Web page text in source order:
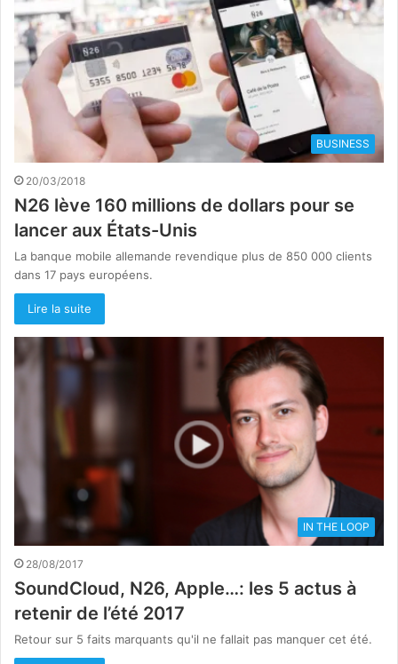
BUSINESS
20/03/2018
N26 lève 160 millions de dollars pour se
lancer aux États-Unis
La banque mobile allemande revendique plus de 850 000 clients
dans 17 pays européens.
Lire la suite
IN THE LOOP
28/08/2017
SoundCloud, N26, Apple…: les 5 actus à
retenir de l’été 2017
Retour sur 5 faits marquants qu'il ne fallait pas manquer cet été.